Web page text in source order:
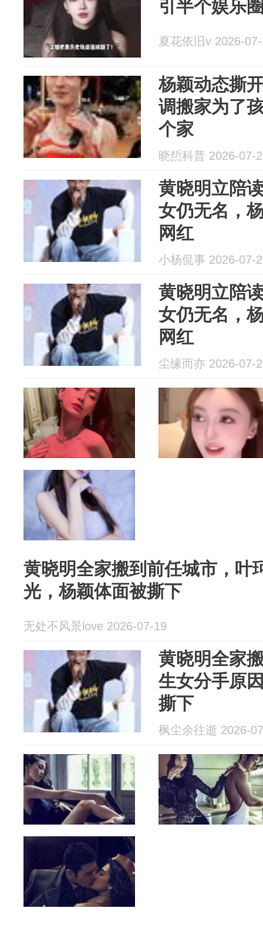
引半个娱乐
夏花依旧v 2026-
杨颖动态撕
调搬家为了
个家
晓焎科普 2026-07-
黄晓明立陪
女仍无名，
网红
小杨侃事 2026-07-
黄晓明立陪
女仍无名，
网红
尘缘而亦 2026-07-
黄晓明全家搬到前任城市，叶
光，杨颖体面被撕下
无处不风景love 2026-07-19
黄晓明全家
生女分手原
撕下
枫尘余往逝 2026-